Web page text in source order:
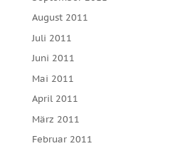
August 2011
Juli 2011
Juni 2011
Mai 2011
April 2011
März 2011
Februar 2011